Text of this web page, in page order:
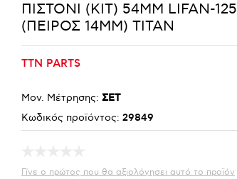
ΠΙΣΤΟΝΙ (KIT) 54MM LIFAN-125
(ΠΕΙΡΟΣ 14MM) TITAN
TTN PARTS
Μον. Μέτρησης: ΣΕΤ
Κωδικός προϊόντος: 29849
Γίνε ο πρώτος που θα αξιολόγησει αυτό το προϊόν